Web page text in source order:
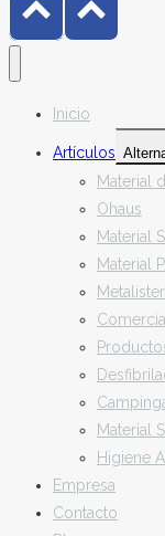
Inicio
Artículos
Material
Ohaus
Material
Material
Material
Higiene
Empresa
Contacto